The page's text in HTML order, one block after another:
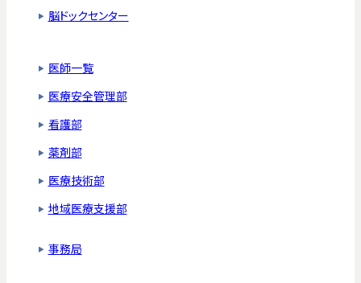
脳ドックセンター
医師一覧
医療安全管理部
看護部
薬剤部
医療技術部
地域医療支援部
事務局